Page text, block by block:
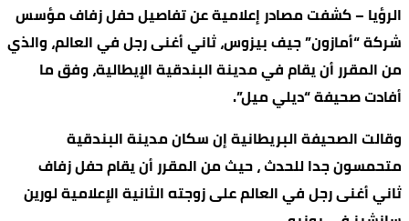
الرؤيا – كشفت مصادر إعلامية عن تفاصيل حفل زفاف مؤسس
شركة “أمازون” جيف بيزوس، ثاني أغنى رجل في العالم، والذي
من المقرر أن يقام في مدينة البندقية الإيطالية، وفق ما
أفادت صحيفة “ديلي ميل”.
وقالت الصحيفة البريطانية إن سكان مدينة البندقية
متحمسون جدا للحدث ، حيث من المقرر أن يقام حفل زفاف
ثاني أغنى رجل في العالم على زوجته الثانية الإعلامية لورين